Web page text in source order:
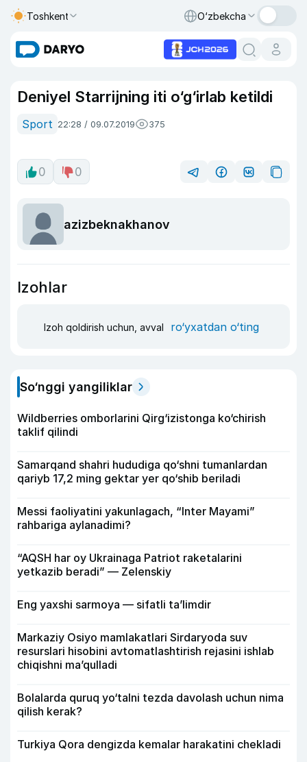
Toshkent O‘zbekcha
Deniyel Starrijning iti o‘g‘irlab ketildi
Sport 22:28 / 09.07.2019 375
0 0
azizbeknakhanov
Izohlar
Izoh qoldirish uchun, avval ro‘yxatdan o‘ting
So‘nggi yangiliklar
Wildberries omborlarini Qirg‘izistonga ko‘chirish
taklif qilindi
Samarqand shahri hududiga qo‘shni tumanlardan
qariyb 17,2 ming gektar yer qo‘shib beriladi
Messi faoliyatini yakunlagach, “Inter Mayami”
rahbariga aylanadimi?
“AQSH har oy Ukrainaga Patriot raketalarini
yetkazib beradi” — Zelenskiy
Eng yaxshi sarmoya — sifatli ta’limdir
Markaziy Osiyo mamlakatlari Sirdaryoda suv
resurslari hisobini avtomatlashtirish rejasini ishlab
chiqishni ma’qulladi
Bolalarda quruq yo‘talni tezda davolash uchun nima
qilish kerak?
Turkiya Qora dengizda kemalar harakatini chekladi